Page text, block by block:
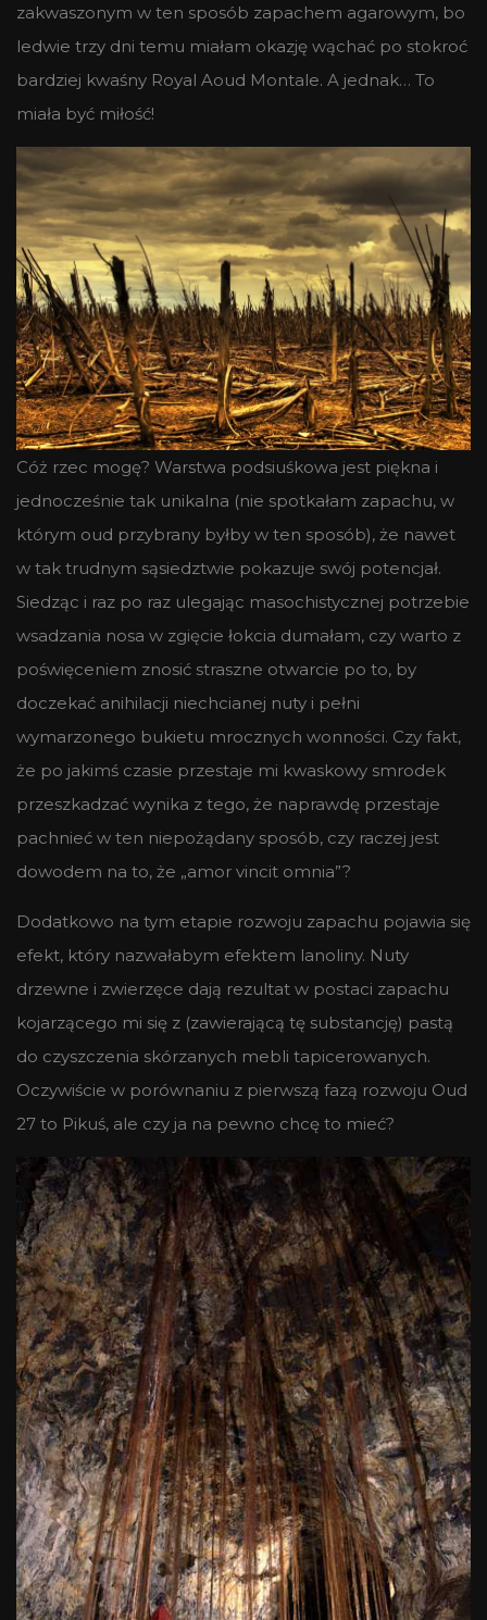
zakwaszonym w ten sposób zapachem agarowym, bo
ledwie trzy dni temu miałam okazję wąchać po stokroć
bardziej kwaśny Royal Aoud Montale. A jednak… To
miała być miłość!
Cóż rzec mogę? Warstwa podsiuśkowa jest piękna i
jednocześnie tak unikalna (nie spotkałam zapachu, w
którym oud przybrany byłby w ten sposób), że nawet
w tak trudnym sąsiedztwie pokazuje swój potencjał.
Siedząc i raz po raz ulegając masochistycznej potrzebie
wsadzania nosa w zgięcie łokcia dumałam, czy warto z
poświęceniem znosić straszne otwarcie po to, by
doczekać anihilacji niechcianej nuty i pełni
wymarzonego bukietu mrocznych wonności. Czy fakt,
że po jakimś czasie przestaje mi kwaskowy smrodek
przeszkadzać wynika z tego, że naprawdę przestaje
pachnieć w ten niepożądany sposób, czy raczej jest
dowodem na to, że „amor vincit omnia”?
Dodatkowo na tym etapie rozwoju zapachu pojawia się
efekt, który nazwałabym efektem lanoliny. Nuty
drzewne i zwierzęce dają rezultat w postaci zapachu
kojarzącego mi się z (zawierającą tę substancję) pastą
do czyszczenia skórzanych mebli tapicerowanych.
Oczywiście w porównaniu z pierwszą fazą rozwoju Oud
27 to Pikuś, ale czy ja na pewno chcę to mieć?